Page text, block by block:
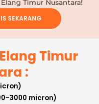
Timur Nusantara!
SEKARANG
Timur
:
3000 micron)